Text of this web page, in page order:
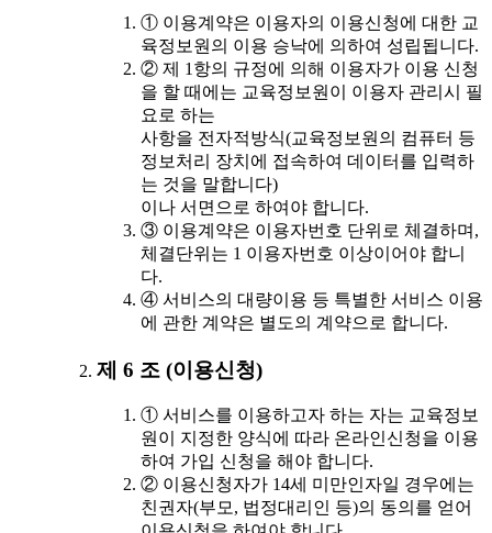
① 이용계약은 이용자의 이용신청에 대한 교
육정보원의 이용 승낙에 의하여 성립됩니다.
② 제 1항의 규정에 의해 이용자가 이용 신청
을 할 때에는 교육정보원이 이용자 관리시 필
요로 하는
사항을 전자적방식(교육정보원의 컴퓨터 등
정보처리 장치에 접속하여 데이터를 입력하
는 것을 말합니다)
이나 서면으로 하여야 합니다.
③ 이용계약은 이용자번호 단위로 체결하며,
체결단위는 1 이용자번호 이상이어야 합니
다.
④ 서비스의 대량이용 등 특별한 서비스 이용
에 관한 계약은 별도의 계약으로 합니다.
제 6 조 (이용신청)
① 서비스를 이용하고자 하는 자는 교육정보
원이 지정한 양식에 따라 온라인신청을 이용
하여 가입 신청을 해야 합니다.
② 이용신청자가 14세 미만인자일 경우에는
친권자(부모, 법정대리인 등)의 동의를 얻어